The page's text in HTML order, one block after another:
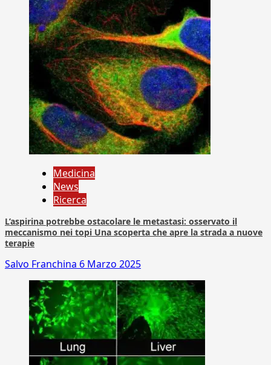
Medicina
News
Ricerca
L’aspirina potrebbe ostacolare le metastasi: osservato il
meccanismo nei topi Una scoperta che apre la strada a nuove
terapie
Salvo Franchina 6 Marzo 2025